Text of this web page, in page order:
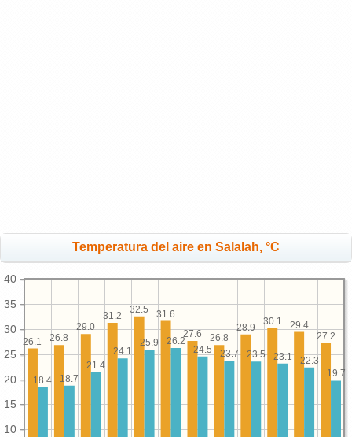
Temperatura del aire en Salalah, °C
10
15
20
25
30
35
40
27.2
29.4
30.1
28.9
26.8
27.6
31.6
32.5
31.2
29.0
26.8
26.1
19.7
22.3
23.1
23.5
23.7
24.5
26.2
25.9
24.1
21.4
18.7
18.4